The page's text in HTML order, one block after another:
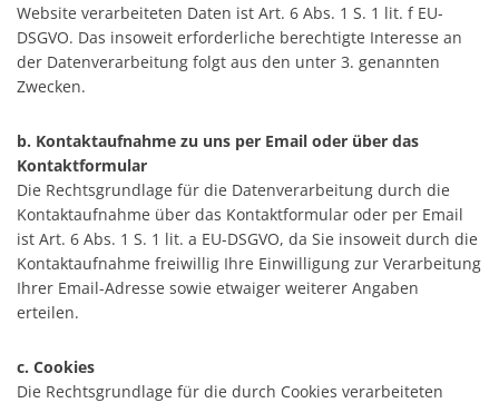
Website verarbeiteten Daten ist Art. 6 Abs. 1 S. 1 lit. f EU-
DSGVO. Das insoweit erforderliche berechtigte Interesse an
der Datenverarbeitung folgt aus den unter 3. genannten
Zwecken.
b. Kontaktaufnahme zu uns per Email oder über das
Kontaktformular
Die Rechtsgrundlage für die Datenverarbeitung durch die
Kontaktaufnahme über das Kontaktformular oder per Email
ist Art. 6 Abs. 1 S. 1 lit. a EU-DSGVO, da Sie insoweit durch die
Kontaktaufnahme freiwillig Ihre Einwilligung zur Verarbeitung
Ihrer Email-Adresse sowie etwaiger weiterer Angaben
erteilen.
c. Cookies
Die Rechtsgrundlage für die durch Cookies verarbeiteten